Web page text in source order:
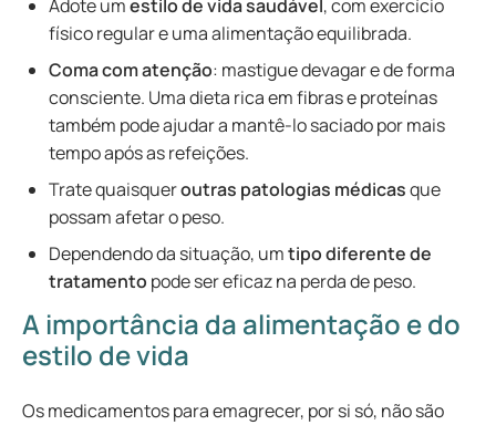
Adote umestilo de vida saudável, com exercício
físico regular e uma alimentação equilibrada.
Coma com atenção: mastigue devagar e de forma
consciente. Uma dieta rica em fibras e proteínas
também pode ajudar a mantê-lo saciado por mais
tempo após as refeições.
Trate quaisqueroutras patologias médicasque
possam afetar o peso.
Dependendo da situação, umtipo diferente de
tratamento pode ser eficaz na perda de peso.
A importância da alimentação e do
estilo de vida
Os medicamentos para emagrecer, por si só, não são